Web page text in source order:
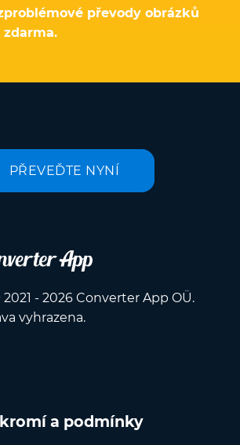
převody obrázků
zdarma.
PŘEVEĎTE NYNÍ
- 2026 Converter App OÜ.
vyhrazena.
a podmínky